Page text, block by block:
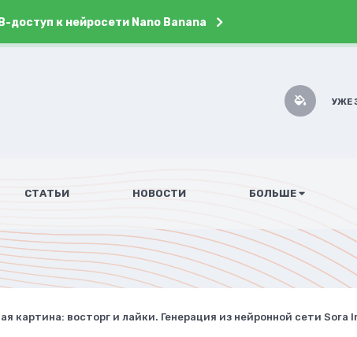
доступ к нейросети Nano Banana
УЖЕ
СТАТЬИ НОВОСТИ БОЛЬШЕ
картина: восторг и лайки. Генерация из нейронной сети Sora